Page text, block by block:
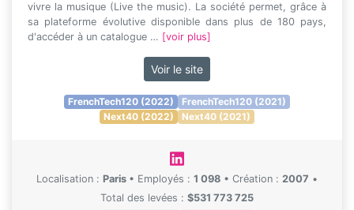
vivre la musique (Live the music). La société permet, grâce à
sa plateforme évolutive disponible dans plus de 180 pays,
d'accéder à un catalogue … [voir plus]
Voir le site
FrenchTech120 (2022)
FrenchTech120 (2021)
Next40 (2022)
Next40 (2021)
Localisation : Paris • Employés : 1 098 • Création : 2007 •
Total des levées : $531 773 725